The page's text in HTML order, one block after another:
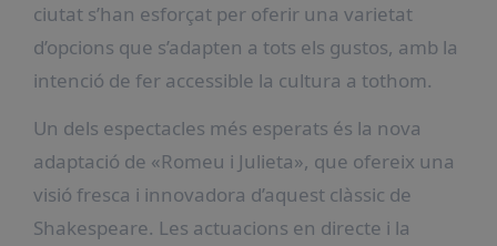
ciutat s’han esforçat per oferir una varietat
d’opcions que s’adapten a tots els gustos, amb la
intenció de fer accessible la cultura a tothom.
Un dels espectacles més esperats és la nova
adaptació de «Romeu i Julieta», que ofereix una
visió fresca i innovadora d’aquest clàssic de
Shakespeare. Les actuacions en directe i la